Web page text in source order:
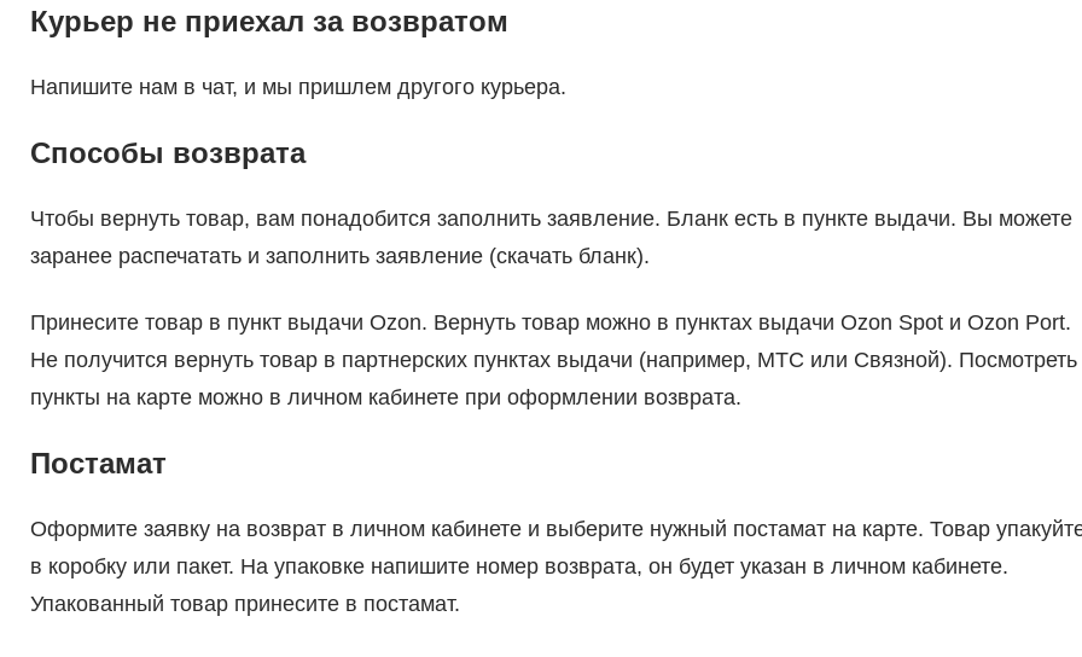
Курьер не приехал за возвратом
Напишите нам в чат, и мы пришлем другого курьера.
Способы возврата
Чтобы вернуть товар, вам понадобится заполнить заявление. Бланк есть в пункте выдачи. Вы можете
заранее распечатать и заполнить заявление (скачать бланк).
Принесите товар в пункт выдачи Ozon. Вернуть товар можно в пунктах выдачи Ozon Spot и Ozon Port.
Не получится вернуть товар в партнерских пунктах выдачи (например, МТС или Связной). Посмотреть
пункты на карте можно в личном кабинете при оформлении возврата.
Постамат
Оформите заявку на возврат в личном кабинете и выберите нужный постамат на карте. Товар
в коробку или пакет. На упаковке напишите номер возврата, он будет указан в личном кабинете.
Упакованный товар принесите в постамат.